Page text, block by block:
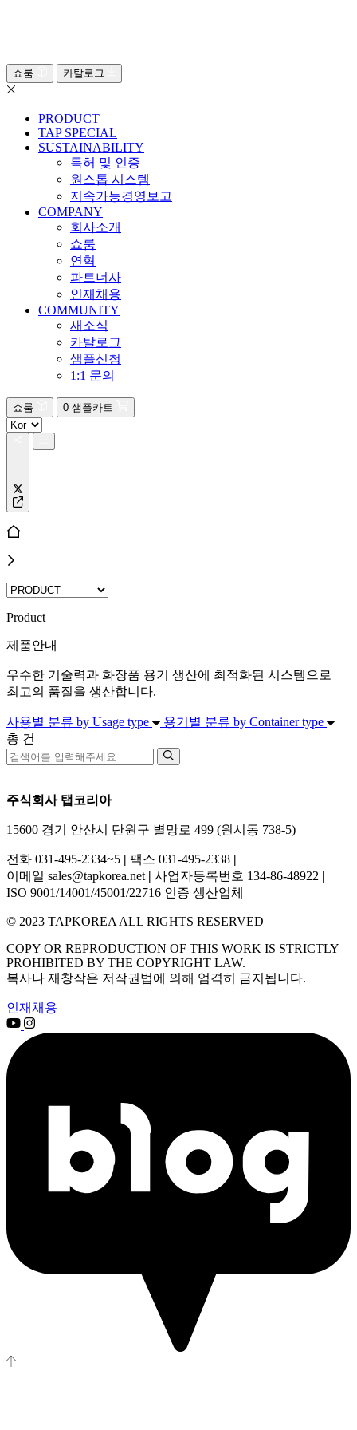
쇼룸 카탈로그
PRODUCT
TAP SPECIAL
SUSTAINABILITY
특허 및 인증
원스톱 시스템
지속가능경영보고
COMPANY
회사소개
쇼룸
연혁
파트너사
인재채용
COMMUNITY
새소식
카탈로그
샘플신청
1:1 문의
쇼룸 0 샘플카트
Product
제품안내
우수한 기술력과 화장품 용기 생산에 최적화된 시스템으로
최고의 품질을 생산합니다.
사용별 분류 by Usage type 용기별 분류 by Container type
총 건
주식회사 탭코리아
15600 경기 안산시 단원구 별망로 499 (원시동 738-5)
전화 031-495-2334~5 | 팩스 031-495-2338 |
이메일 sales@tapkorea.net | 사업자등록번호 134-86-48922 |
ISO 9001/14001/45001/22716 인증 생산업체
© 2023 TAPKOREA ALL RIGHTS RESERVED
COPY OR REPRODUCTION OF THIS WORK IS STRICTLY
PROHIBITED BY THE COPYRIGHT LAW.
복사나 재창작은 저작권법에 의해 엄격히 금지됩니다.
인재채용